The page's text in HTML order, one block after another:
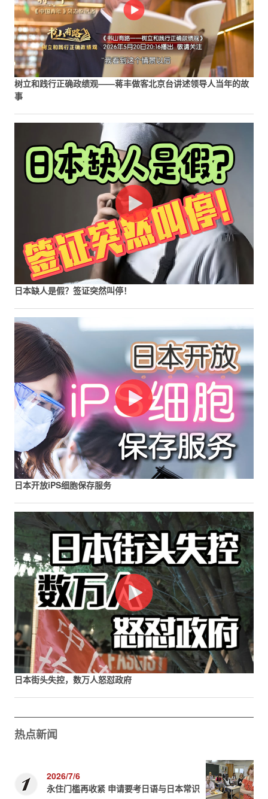
树立和践行正确政绩观——蒋丰做客北京台讲述领导人当年的故
事
日本缺人是假？签证突然叫停！
日本开放iPS细胞保存服务
日本街头失控，数万人怒怼政府
热点新闻
2026/7/6
永住门槛再收紧 申请要考日语与日本常识